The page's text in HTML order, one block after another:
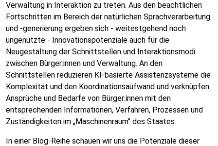
Verwaltung in Interaktion zu treten. Aus den beachtlichen
Fortschritten im Bereich der natürlichen Sprachverarbeitung
und -generierung ergeben sich - weitestgehend noch
ungenutzte - Innovationspotenziale auch für die
Neugestaltung der Schnittstellen und Interaktionsmodi
zwischen Bürger:innen und Verwaltung. An den
Schnittstellen reduzieren KI-basierte Assistenzsysteme die
Komplexität und den Koordinationsaufwand und verknüpfen
Ansprüche und Bedarfe von Bürger:innen mit den
entsprechenden Informationen, Verfahren, Prozessen und
Zuständigkeiten im „Maschinenraum" des Staates.
In einer Blog-Reihe schauen wir uns die Potenziale dieser